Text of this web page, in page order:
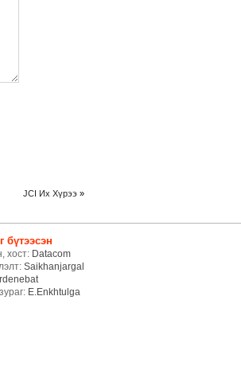
JCI Их Хүрээ »
бүтээсэн
хост: Datacom
Saikhanjargal
E.Enkhtulga